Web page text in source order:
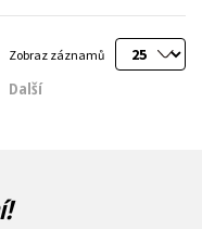
Zobraz záznamů
Další